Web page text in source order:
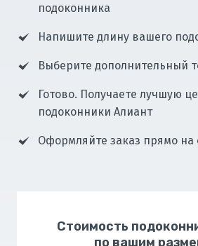
подоконника
Напишите длину вашего
Выберите дополнительный
Готово. Получаете лучшую
подоконники Алиант
Оформляйте заказ прямо на
Стоимость
по вашим